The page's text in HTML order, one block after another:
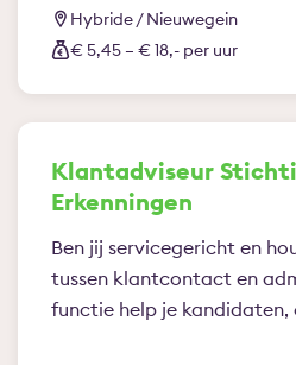
Hybride / Nieuwegein
€ 5,45 – € 18,- per uur
Klantadviseur
Erkenningen
Ben jij servicegericht en
tussen klantcontact en
functie help je kandidaten,